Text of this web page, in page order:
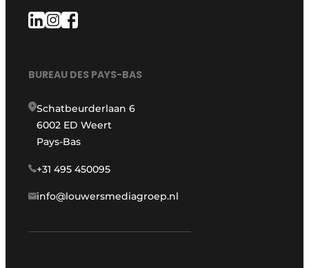
BUREAU DES PAYS-BAS
Schatbeurderlaan 6
6002 ED Weert
Pays-Bas
+31 495 450095
info@louwersmediagroep.nl